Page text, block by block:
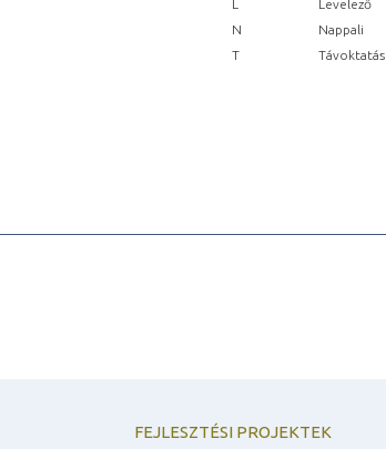
L
Levelező
N
Nappali
T
Távoktatás
FEJLESZTÉSI PROJEKTEK